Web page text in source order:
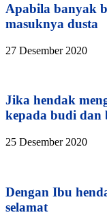
Apabila banyak
masuknya dusta
27 Desember 2020
Jika hendak
kepada budi dan
25 Desember 2020
Dengan Ibu
selamat